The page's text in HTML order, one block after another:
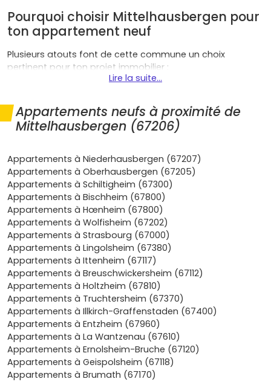
Pourquoi choisir Mittelhausbergen pour
ton appartement neuf
Plusieurs atouts font de cette commune un choix
pertinent pour ton projet immobilier :
pistes cyclables vers le centre. Tu profites de l'emploi
et des écoles de la métropole, sans les nuisances du
Cadre de vie vert
: collines de Hausbergen, sentiers,
ambiance résidentielle. Parfait si tu veux un quotidien
plus serein et des biens avecbalcons,
jardins
Demande locative solide: les actifs du
d'affaires Espace Européen de l'Entreprise
(Schiltigheim) et de Strasbourg Ouest apprécient les
résidences récentes bien desservies.
Qualité des programmes: petites copropriétés,
architectes locaux, prestations soignées
(stationnement, local vélo, espaces verts). Les
promoteursy proposent souvent des résidences
intimistes très recherchées.
Tendances du marché: offre neuve mesurée, donc
des valeurs qui tiennent dans le temps. À
Mittelhausbergen, un bien bien situé se revend
facilement grâce à la rareté et au cadre.
Lire la suite...
Appartements neufs à proximité de
Mittelhausbergen (67206)
Appartements à Niederhausbergen (67207)
Appartements à Oberhausbergen (67205)
Appartements à Schiltigheim (67300)
Appartements à Bischheim (67800)
Appartements à Hœnheim (67800)
Appartements à Wolfisheim (67202)
Appartements à Strasbourg (67000)
Appartements à Lingolsheim (67380)
Appartements à Ittenheim (67117)
Appartements à Breuschwickersheim (67112)
Appartements à Holtzheim (67810)
Appartements à Truchtersheim (67370)
Appartements à Illkirch-Graffenstaden (67400)
Appartements à Entzheim (67960)
Appartements à La Wantzenau (67610)
Appartements à Ernolsheim-Bruche (67120)
Appartements à Geispolsheim (67118)
Appartements à Brumath (67170)